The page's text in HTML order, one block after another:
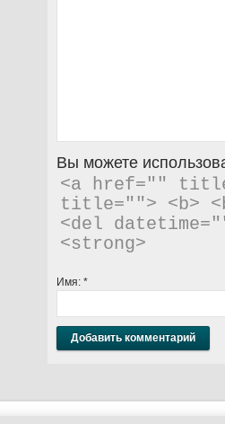
Вы можете
<a href=""
title=""> <b>
<del
<strong>
Имя: *